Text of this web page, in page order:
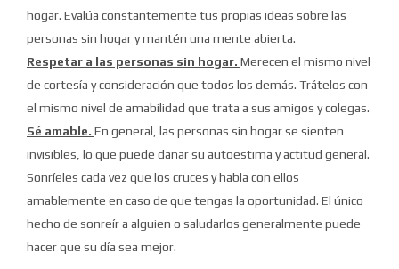
hogar. Evalúa constantemente tus propias ideas sobre las
personas sin hogar y mantén una mente abierta.
Respetar a las personas sin hogar. Merecen el mismo nivel
de cortesía y consideración que todos los demás. Trátelos con
el mismo nivel de amabilidad que trata a sus amigos y colegas.
Sé amable. En general, las personas sin hogar se sienten
invisibles, lo que puede dañar su autoestima y actitud general.
Sonríeles cada vez que los cruces y habla con ellos
amablemente en caso de que tengas la oportunidad. El único
hecho de sonreír a alguien o saludarlos generalmente puede
hacer que su día sea mejor.